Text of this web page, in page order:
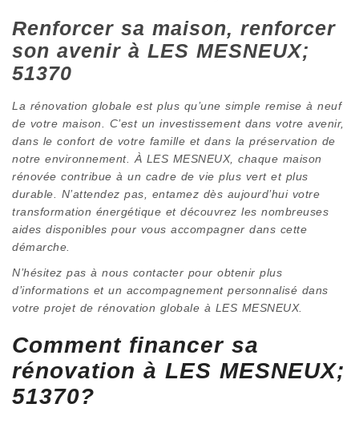
Renforcer sa maison, renforcer
son avenir à LES MESNEUX;
51370
La rénovation globale est plus qu’une simple remise à neuf
de votre maison. C’est un investissement dans votre avenir,
dans le confort de votre famille et dans la préservation de
notre environnement. À LES MESNEUX, chaque maison
rénovée contribue à un cadre de vie plus vert et plus
durable. N’attendez pas, entamez dès aujourd’hui votre
transformation énergétique et découvrez les nombreuses
aides disponibles pour vous accompagner dans cette
démarche.
N’hésitez pas à nous contacter pour obtenir plus
d’informations et un accompagnement personnalisé dans
votre projet de rénovation globale à LES MESNEUX.
Comment financer sa
rénovation à LES MESNEUX;
51370?